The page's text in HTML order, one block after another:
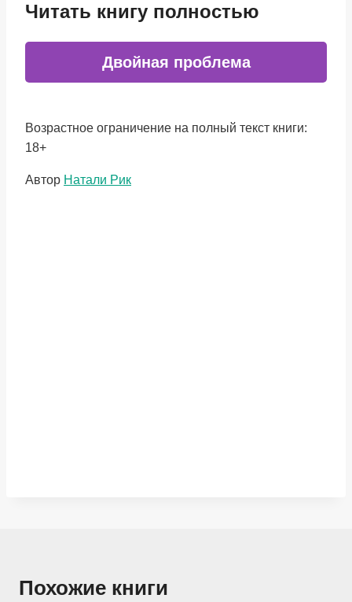
Читать книгу полностью
Двойная проблема
Возрастное ограничение на полный текст книги:
18+
Метки
Автор Натали Рик
Похожие книги